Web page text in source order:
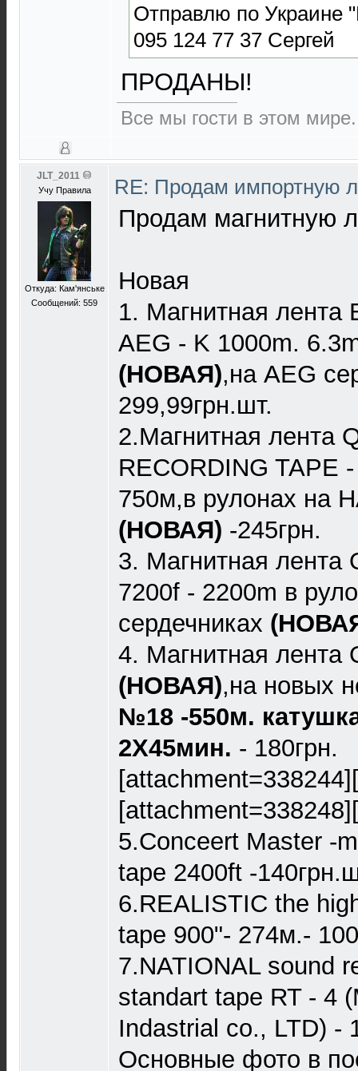
Отправлю по Украине
095 124 77 37 Сергей
ПРОДАНЫ!
Все мы гости в этом
JLT_2011
Учу Правила
Откуда: Кам'янське
Сообщений: 559
RE: Продам импортную
Продам магнитную
Новая
1. Магнитная
AEG - K 1000m.
(НОВАЯ),на AEG
299,99грн.шт.
2.Магнитная лента
RECORDING TAPE
750м,в рулонах на
(НОВАЯ) -245грн.
3. Магнитная лента
7200f - 2200m в
сердечниках
4. Магнитная лента
(НОВАЯ),на новых
№18 -550м.
2X45мин. - 180грн.
5.Conceert Master -
tape 2400ft -
6.REALISTIC the
tape 900"- 274м.-
7.NATIONAL sound
standart tape RT - 4
Indastrial co., LTD) -
Основные фото в